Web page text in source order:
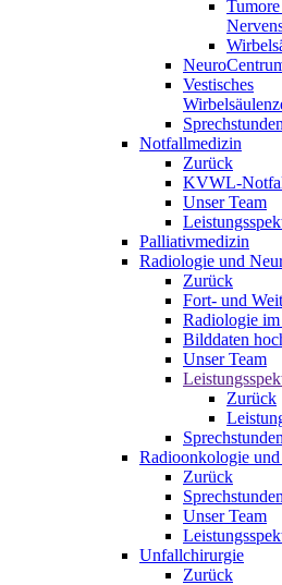
Tumore
Vestisches
Sprechstunden
Notfallmedizin
Zurück
KVWL-
Unser Team
Palliativmedizin
Radiologie und
Zurück
Fort- und
Radiologie im
Bilddaten
Unser Team
Zurück
Sprechstunden
Radioonkologie
Zurück
Sprechstunden
Unser Team
Unfallchirurgie
Zurück